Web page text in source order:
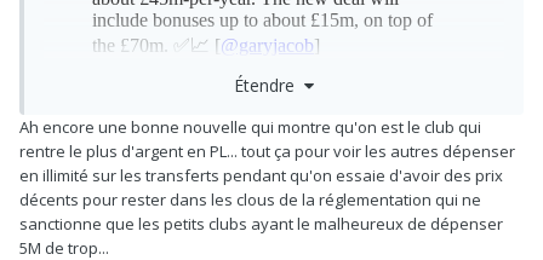
Étendre
Ah encore une bonne nouvelle qui montre qu'on est le club qui
rentre le plus d'argent en PL... tout ça pour voir les autres dépenser
en illimité sur les transferts pendant qu'on essaie d'avoir des prix
décents pour rester dans les clous de la réglementation qui ne
sanctionne que les petits clubs ayant le malheureux de dépenser
5M de trop...